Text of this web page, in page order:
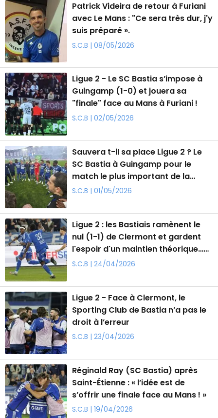
Patrick Videira de retour à Furiani
avec Le Mans : "Ce sera très dur, j'y
suis préparé ».
S.C.B | 08/05/2026
Ligue 2 - Le SC Bastia s’impose à
Guingamp (1-0) et jouera sa
"finale" face au Mans à Furiani !
S.C.B | 02/05/2026
Sauvera t-il sa place Ligue 2 ? Le
SC Bastia à Guingamp pour le
match le plus important de la
saison
S.C.B | 01/05/2026
Ligue 2 : les Bastiais ramènent le
nul (1-1) de Clermont et gardent
l'espoir d'un maintien théorique…
mais presque impossible
S.C.B | 24/04/2026
Ligue 2 - Face à Clermont, le
Sporting Club de Bastia n’a pas le
droit à l’erreur
S.C.B | 23/04/2026
Réginald Ray (SC Bastia) après
Saint-Étienne : « l’idée est de
s’offrir une finale face au Mans ! »
S.C.B | 19/04/2026